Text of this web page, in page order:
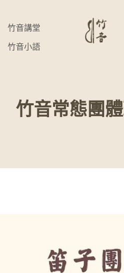
竹音講堂
竹音小語
竹音常態團